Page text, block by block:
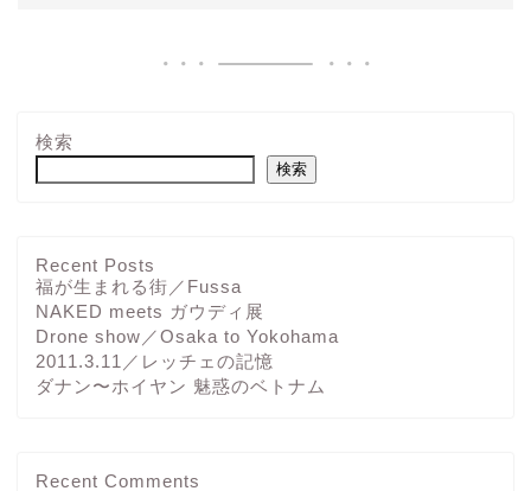
検索
検索
Recent Posts
福が生まれる街／Fussa
NAKED meets ガウディ展
Drone show／Osaka to Yokohama
2011.3.11／レッチェの記憶
ダナン〜ホイヤン 魅惑のベトナム
Recent Comments